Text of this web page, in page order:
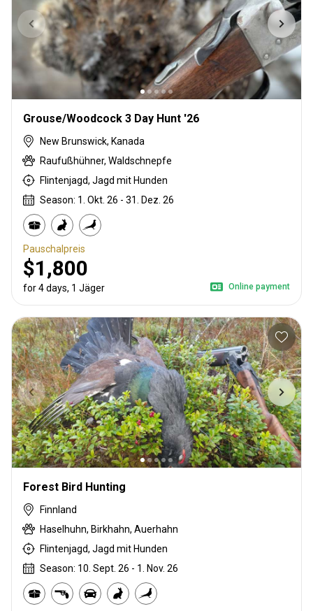
Grouse/Woodcock 3 Day Hunt '26
New Brunswick, Kanada
Raufußhühner, Waldschnepfe
Flintenjagd, Jagd mit Hunden
Season: 1. Okt. 26 - 31. Dez. 26
Pauschalpreis
$1,800
for 4 days, 1 Jäger Online payment
Forest Bird Hunting
Finnland
Haselhuhn, Birkhahn, Auerhahn
Flintenjagd, Jagd mit Hunden
Season: 10. Sept. 26 - 1. Nov. 26